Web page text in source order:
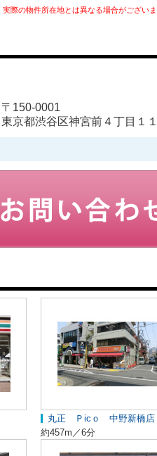
際の物件所在地とは異なる場合がございま
〒150-0001
東京都渋谷区神宮前４丁目１
丸正 Ｐicｏ 中野新橋店
約457m／6分